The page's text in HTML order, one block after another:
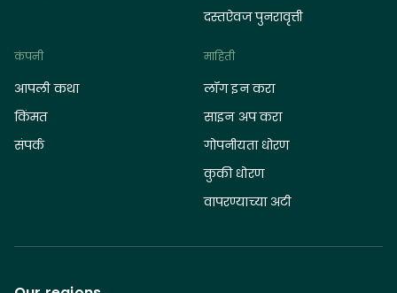
दस्तऐवज पुनरावृत्ती
कंपनी
आपली कथा
किंमत
संपर्क
माहिती
लॉग इन करा
साइन अप करा
गोपनीयता धोरण
कुकी धोरण
वापरण्याच्या अटी